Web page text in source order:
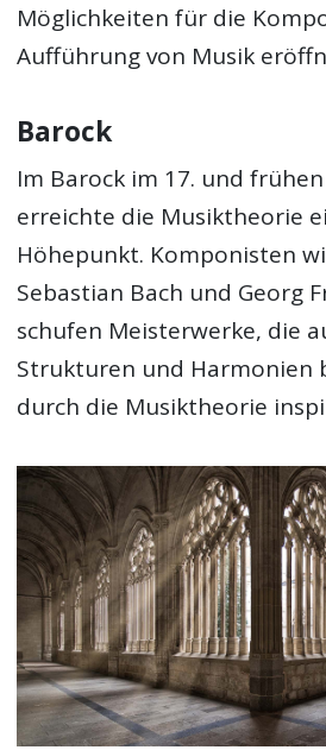
Möglichkeiten für die
Aufführung von Musik
Barock
Im Barock im 17. und
erreichte die Musiktheorie
Höhepunkt. Komponisten
Sebastian Bach und Georg
schufen Meisterwerke, die
Strukturen und Harmonien
durch die Musiktheorie